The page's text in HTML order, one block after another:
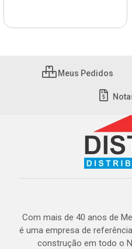
Meus Pedidos
Com mais de 40 anos de
é uma empresa de
construção em todo o